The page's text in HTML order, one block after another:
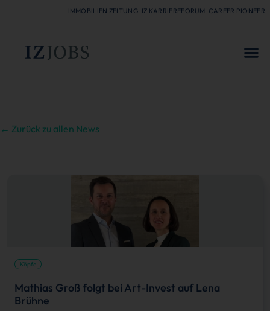
IMMOBILIEN ZEITUNG IZ KARRIEREFORUM CAREER PIONEER
← Zurück zu allen News
Köpfe
Mathias Groß folgt bei Art-Invest auf Lena
Brühne